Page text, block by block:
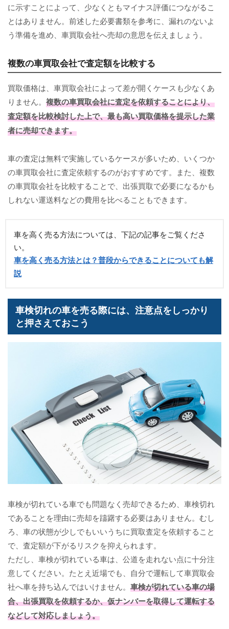
に示すことによって、少なくともマイナス評価につながるこ
とはありません。前述した必要書類を参考に、漏れのないよ
う準備を進め、車買取会社へ売却の意思を伝えましょう。
複数の車買取会社で査定額を比較する
買取価格は、車買取会社によって差が開くケースも少なくあ
りません。 複数の車買取会社に査定を依頼することにより、
査定額を比較検討した上で、最も高い買取価格を提示した業
者に売却できます。
車の査定は無料で実施しているケースが多いため、いくつか
の車買取会社に査定依頼するのがおすすめです。また、複数
の車買取会社を比較することで、出張買取で必要になるかも
しれない運送料などの費用を比べることもできます。
車を高く売る方法については、下記の記事をご覧くださ
い。
車を高く売る方法とは？普段からできることについても解
説
車検切れの車を売る際には、注意点をしっかり
と押さえておこう
車検が切れている車でも問題なく売却できるため、車検切れ
であることを理由に売却を躊躇する必要はありません。むし
ろ、車の状態が少しでもいいうちに買取査定を依頼すること
で、査定額が下がるリスクを抑えられます。
ただし、車検が切れている車は、公道を走れない点に十分注
意してください。たとえ近場でも、自分で運転して車買取会
社へ車を持ち込んではいけません。 車検が切れている車の場
合、出張買取を依頼するか、仮ナンバーを取得して運転する
などして対応しましょう。